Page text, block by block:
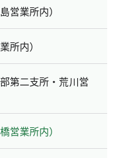
営業所内）
所内）
第二支所・荒川営
営業所内）